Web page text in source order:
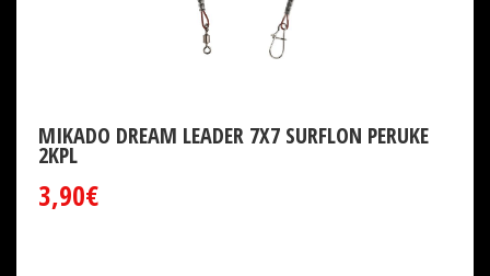
MIKADO DREAM LEADER 7X7 SURFLON PERUKE
2KPL
3,90€